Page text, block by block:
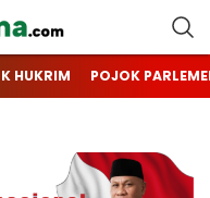
HUKRIM POJOK